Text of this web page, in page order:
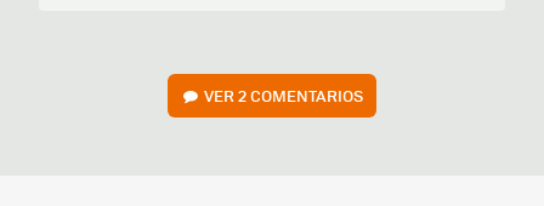
VER2 COMENTARIOS